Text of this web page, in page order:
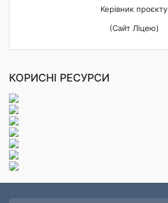
Керівник проєкту
(Сайт Ліцею)
КОРИСНІ РЕСУРСИ